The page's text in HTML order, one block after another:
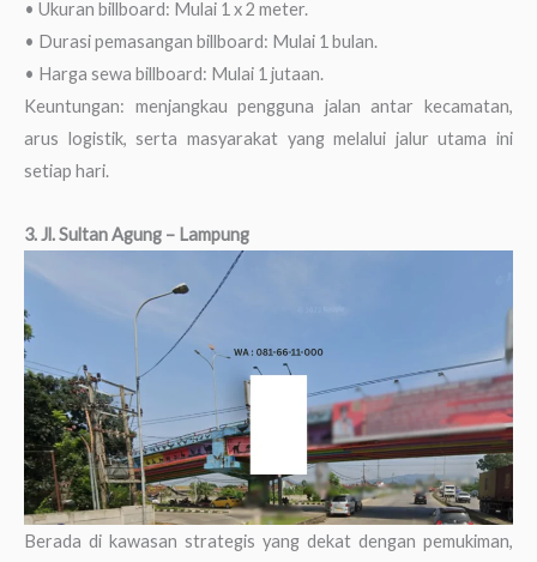
• Ukuran billboard: Mulai 1 x 2 meter.
• Durasi pemasangan billboard: Mulai 1 bulan.
• Harga sewa billboard: Mulai 1 jutaan.
Keuntungan: menjangkau pengguna jalan antar kecamatan,
arus logistik, serta masyarakat yang melalui jalur utama ini
setiap hari.
3. Jl. Sultan Agung – Lampung
Berada di kawasan strategis yang dekat dengan pemukiman,